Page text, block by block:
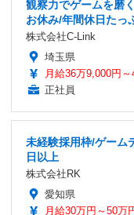
観察力でゲームを磨
お休み/年間休日たっ
株式会社C-Link
埼玉県
月給36万9,000円
正社員
未経験採用枠/ゲーム
日以上
株式会社RK
愛知県
月給30万円～50万